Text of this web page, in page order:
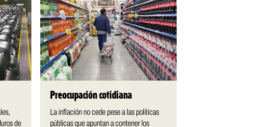
de
Preocupación cotidiana
La inflación no cede pese a las políticas
públicas que apuntan a contener los